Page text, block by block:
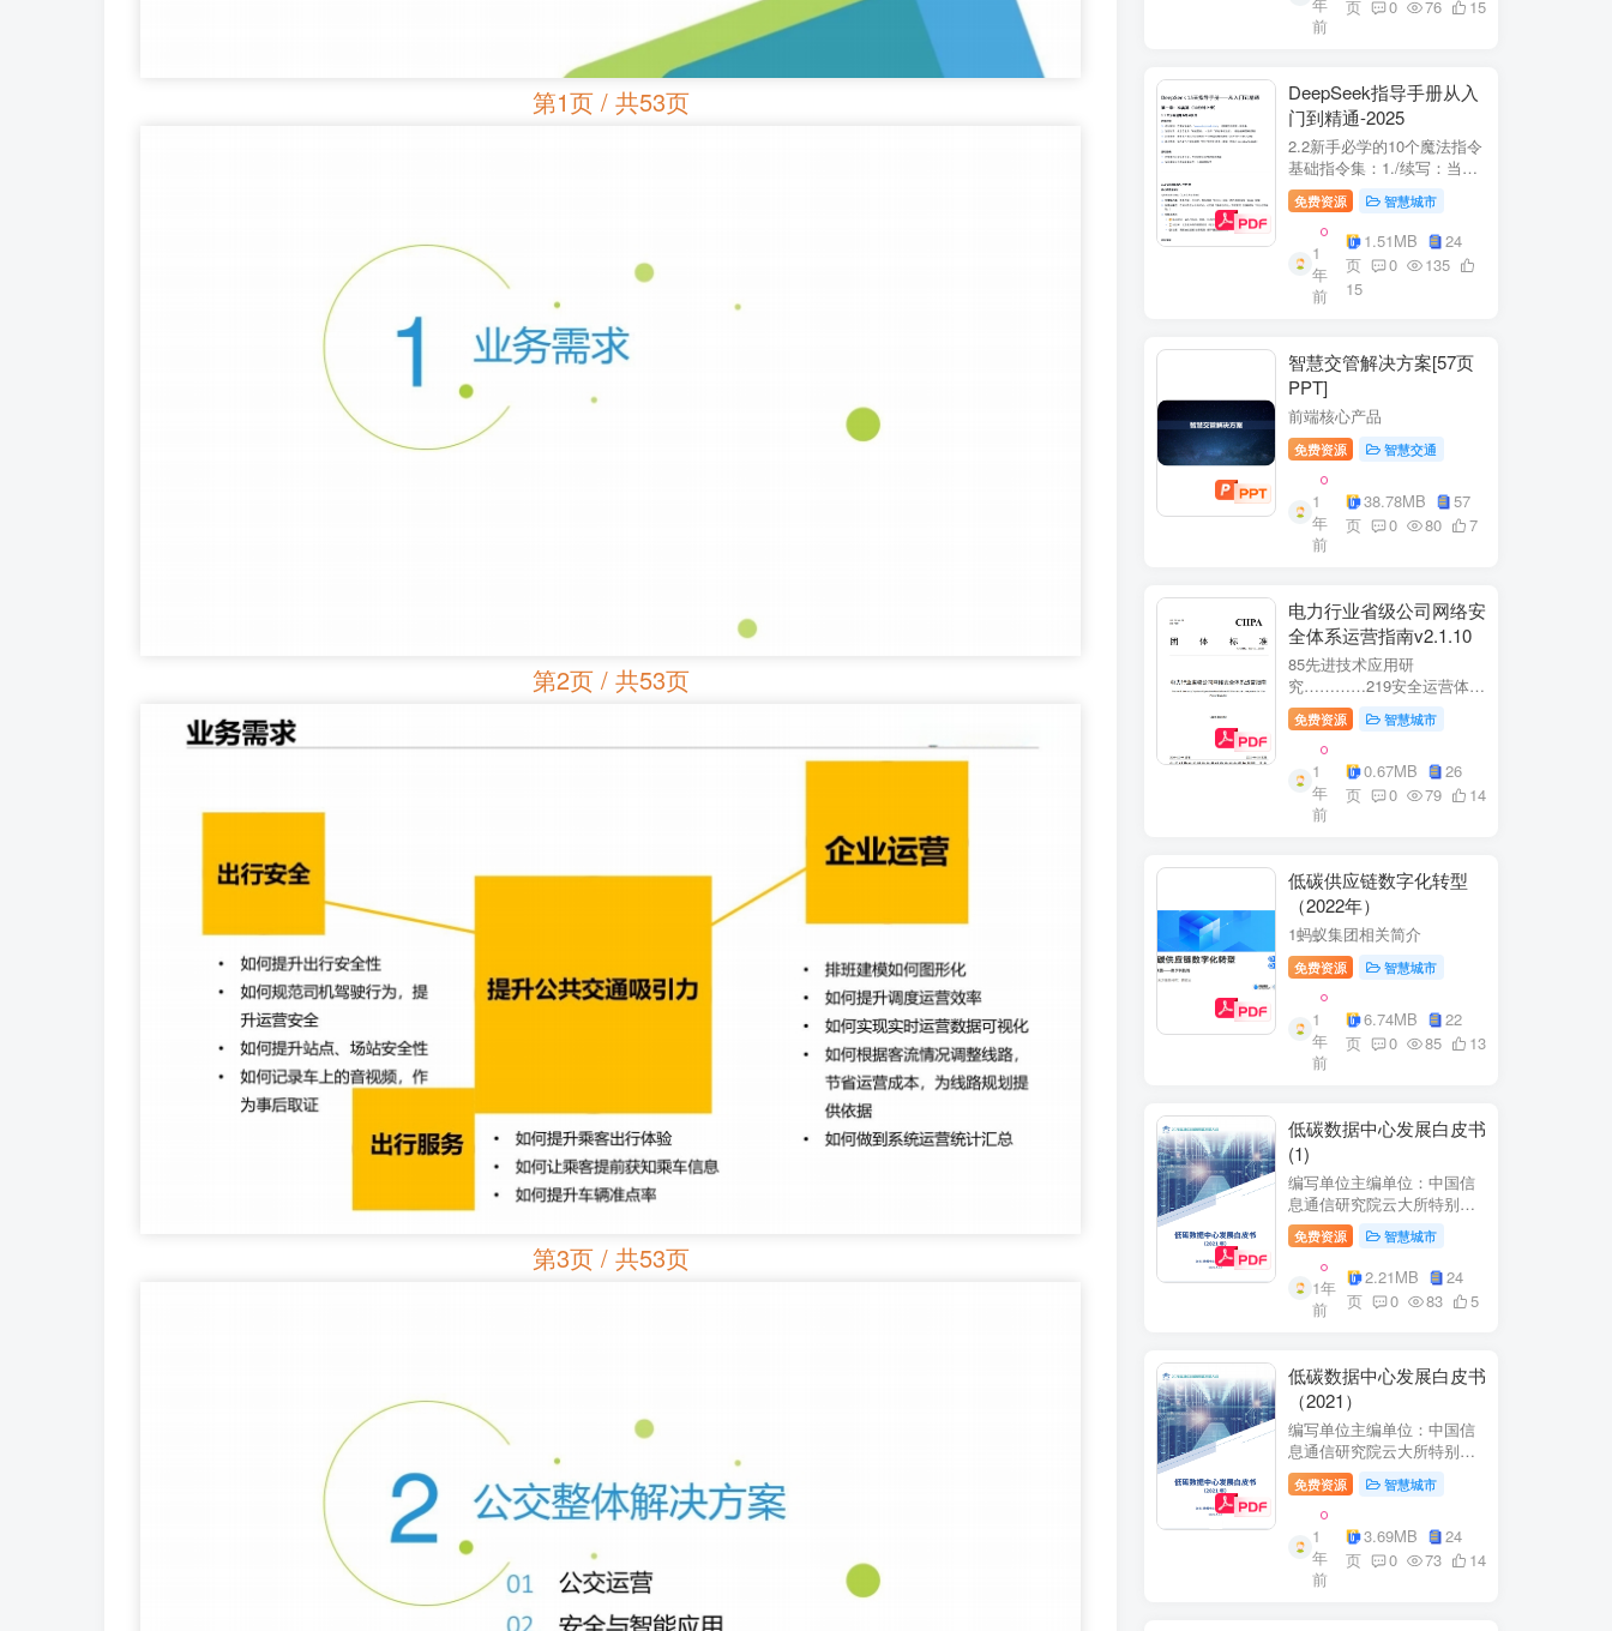
第1页 / 共53页
第2页 / 共53页
第3页 / 共53页
+医疗企业案例分析5中国互
联网+医疗...
年
前
页 0 76 15
DeepSeek指导手册从入
门到精通-2025
2.2新手必学的10个魔法指令
基础指令集：1./续写：当回
答中断时自动继续生成2./简
化：将复杂内容转换成大白
话3./示例：要求展示实际案
例（特别是写代码时）4./步
骤：让AI分步骤指导操作流
程5./检...
免费资源 智慧城市
1
年
前
1.51MB
24
页
0
135
15
智慧交管解决方案[57页
PPT]
前端核心产品
免费资源 智慧交通
1
年
前
38.78MB
57
页
0 80 7
电力行业省级公司网络安
全体系运营指南v2.1.10
85先进技术应用研
究…………219安全运营体
系……2291网络安全运
营..2292业务安全运
营.......249.3网络与业务安全
联动.·26
免费资源 智慧城市
1
年
前
0.67MB
26
页
0 79 14
低碳供应链数字化转型
（2022年）
1蚂蚁集团相关简介
免费资源 智慧城市
1
年
前
6.74MB
22
页
0 85 13
低碳数据中心发展白皮书
(1)
编写单位主编单位：中国信
息通信研究院云大所特别鸣
谢：百度、阿里巴巴、腾
讯、中金数据、秦淮数据、
万国数据、河北省凤凰谷零
碳发展研究院、绿色和平等
单位的大力支持。
免费资源 智慧城市
1年
前
2.21MB
24
页
0 83 5
低碳数据中心发展白皮书
（2021）
编写单位主编单位：中国信
息通信研究院云大所特别鸣
谢：百度、阿里巴巴、腾
讯、中金数据、秦准数据、
万国数据、河北省凤凰谷零
碳发展研究院、绿色和平等
单位的大力支持。
免费资源 智慧城市
1
年
前
3.69MB
24
页
0 73 14